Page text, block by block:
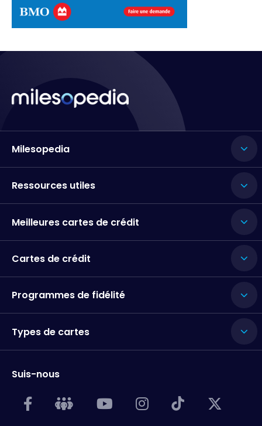
Milesopedia
Ressources utiles
Meilleures cartes de crédit
Cartes de crédit
Programmes de fidélité
Types de cartes
Suis-nous